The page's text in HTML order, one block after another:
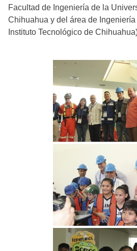
Facultad de Ingeniería de la
Chihuahua y del área de Ingeniería
Instituto Tecnológico de